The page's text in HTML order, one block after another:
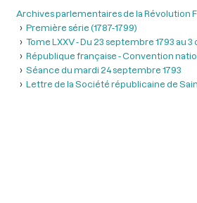
Archives parlementaires de la Révolution
Première série (1787-1799)
Tome LXXV - Du 23 septembre 1793 au 3
République française - Convention
Séance du mardi 24 septembre 1793
Lettre de la Société républicaine de